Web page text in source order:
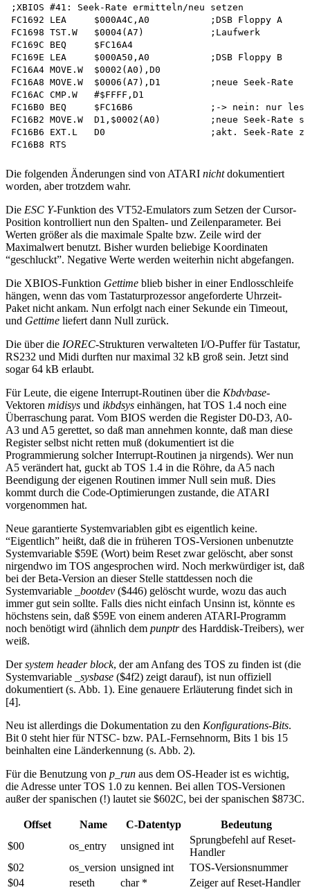
;XBIOS #41: Seek-Rate ermitteln/neu setzen
FC1692 LEA     $000A4C,A0           ;DSB Floppy A
FC1698 TST.W   $0004(A7)            ;Laufwerk
FC169C BEQ     $FC16A4
FC169E LEA     $000A50,A0           ;DSB Floppy B
FC16A4 MOVE.W  $0002(A0),D0
FC16A8 MOVE.W  $0006(A7),D1         ;neue Seek-Rate
FC16AC CMP.W   #$FFFF,D1
FC16B0 BEQ     $FC16B6              ;-> nein: nur
FC16B2 MOVE.W  D1,$0002(A0)         ;neue Seek-Rate
FC16B6 EXT.L   D0                   ;akt. Seek-Rate
Die folgenden Änderungen sind von ATARI nichtdokumentiert
worden, aber trotzdem wahr.
Die ESC Y-Funktion des VT52-Emulators zum Setzen der Cursor-
Position kontrolliert nun den Spalten- und Zeilenparameter. Bei
Werten größer als die maximale Spalte bzw. Zeile wird der
Maximalwert benutzt. Bisher wurden beliebige Koordinaten
“geschluckt”. Negative Werte werden weiterhin nicht abgefangen.
Die XBIOS-Funktion Gettime blieb bisher in einer Endlosschleife
hängen, wenn das vom Tastaturprozessor angeforderte Uhrzeit-
Paket nicht ankam. Nun erfolgt nach einer Sekunde ein Timeout,
und Gettime liefert dann Null zurück.
Die über die IOREC-Strukturen verwalteten I/O-Puffer für Tastatur,
RS232 und Midi durften nur maximal 32 kB groß sein. Jetzt sind
sogar 64 kB erlaubt.
Für Leute, die eigene Interrupt-Routinen über die Kbdvbase-
Vektoren midisys und ikbdsys einhängen, hat TOS 1.4 noch eine
Überraschung parat. Vom BIOS werden die Register D0-D3, A0-
A3 und A5 gerettet, so daß man annehmen konnte, daß man diese
Register selbst nicht retten muß (dokumentiert ist die
Programmierung solcher Interrupt-Routinen ja nirgends). Wer nun
A5 verändert hat, guckt ab TOS 1.4 in die Röhre, da A5 nach
Beendigung der eigenen Routinen immer Null sein muß. Dies
kommt durch die Code-Optimierungen zustande, die ATARI
vorgenommen hat.
Neue garantierte Systemvariablen gibt es eigentlich keine.
“Eigentlich” heißt, daß die in früheren TOS-Versionen unbenutzte
Systemvariable $59E (Wort) beim Reset zwar gelöscht, aber sonst
nirgendwo im TOS angesprochen wird. Noch merkwürdiger ist, daß
bei der Beta-Version an dieser Stelle stattdessen noch die
Systemvariable
_bootdev ($446) gelöscht wurde, wozu das auch
immer gut sein sollte. Falls dies nicht einfach Unsinn ist, könnte es
höchstens sein, daß $59E von einem anderen ATARI-Programm
noch benötigt wird (ähnlich dem punptrdes Harddisk-Treibers), wer
weiß.
Dersystem header block, der am Anfang des TOS zu finden ist (die
Systemvariable
_sysbase ($4f2) zeigt darauf), ist nun offiziell
dokumentiert (s. Abb. 1). Eine genauere Erläuterung findet sich in
[4].
Neu ist allerdings die Dokumentation zu den Konfigurations-Bits.
Bit 0 steht hier für NTSC- bzw. PAL-Fernsehnorm, Bits 1 bis 15
beinhalten eine Länderkennung (s. Abb. 2).
Für die Benutzung von p_run aus dem OS-Header ist es wichtig,
die Adresse unter TOS 1.0 zu kennen. Bei allen TOS-Versionen
außer der spanischen (!) lautet sie $602C, bei der spanischen $873C.
Offset Name C-Datentyp
Bedeutung
$00
os_entry unsigned int
Sprungbefehl auf Reset-
Handler
$02
os_version unsigned int
TOS-Versionsnummer
$04
reseth char *
Zeiger auf Reset-Handler